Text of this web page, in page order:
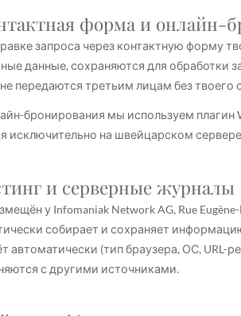
форма и онлайн-
запроса через контактную форму
данные, сохраняются для обработки
передаются третьим лицам без твоего
бронирования мы используем плагин
исключительно на швейцарском
и серверные журналы
у Infomaniak Network AG, Rue
собирает и сохраняет
автоматически (тип браузера, ОС, URL-
с другими источниками.